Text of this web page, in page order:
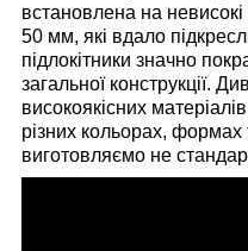
встановлена на
50 мм, які вдало
підлокітники значно
загальної конструкції.
високоякісних
різних кольорах,
виготовляємо не